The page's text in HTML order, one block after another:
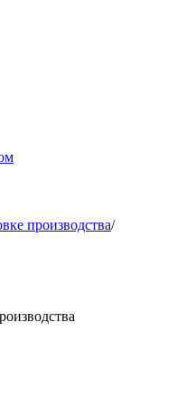
производства/